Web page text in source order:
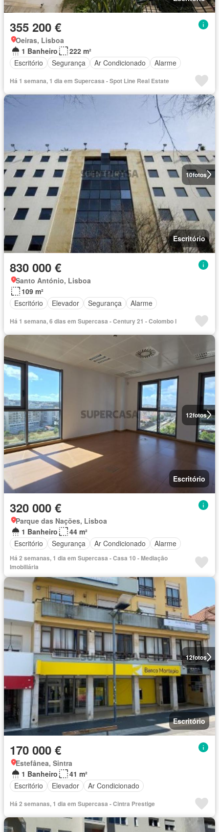
355 200 €
Oeiras, Lisboa
1 Banheiro
222 m²
Escritório
Segurança Ar Condicionado Alarme
Há 1 semana, 1 dia em Supercasa - Spot Line Real Estate
10fotos
Escritório
830 000 €
Santo António, Lisboa
109 m²
Escritório
Elevador Segurança Alarme
Há 1 semana, 6 dias em Supercasa - Century 21 - Colombo l
12fotos
Escritório
320 000 €
Parque das Nações, Lisboa
1 Banheiro
44 m²
Escritório
Segurança Ar Condicionado Alarme
Há 2 semanas, 1 dia em Supercasa - Casa 10 - Mediação
Imobiliária
12fotos
Escritório
170 000 €
Estefânea, Sintra
1 Banheiro
41 m²
Escritório
Elevador Ar Condicionado
Há 2 semanas, 1 dia em Supercasa - Cintra Prestige